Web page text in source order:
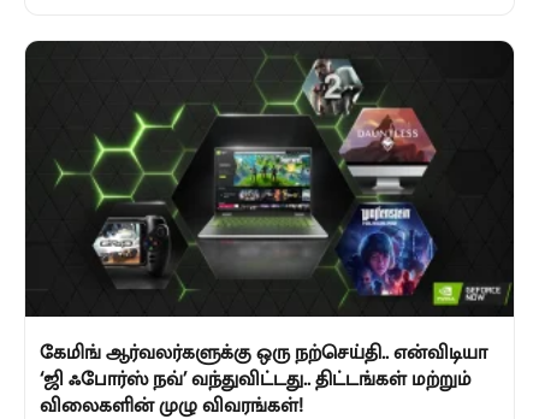
கேமிங் ஆர்வலர்களுக்கு ஒரு நற்செய்தி.. என்விடியா
‘ஜி ஃபோர்ஸ் நவ்’ வந்துவிட்டது.. திட்டங்கள் மற்றும்
விலைகளின் முழு விவரங்கள்!